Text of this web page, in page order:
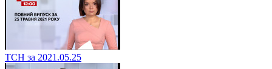
ТСН за 2021.05.25